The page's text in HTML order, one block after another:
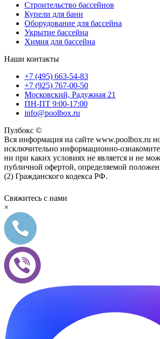
Строительство бассейнов
Купели для бани
Оборудование для бассейна
Укрытие бассейна
Химия для бассейна
Наши контакты
+7 (495) 663-54-83
+7 (925) 767-00-50
Московский, Радужная 21
ПН-ПТ 9:00-17:00
info@poolbox.ru
Пулбокс ©
Вся информация на сайте www.poolbox.ru
исключительно информационно-
ни при каких условиях не является и не
публичной офертой, определяемой
(2) Гражданского кодекса РФ.
Свяжитесь с нами
×